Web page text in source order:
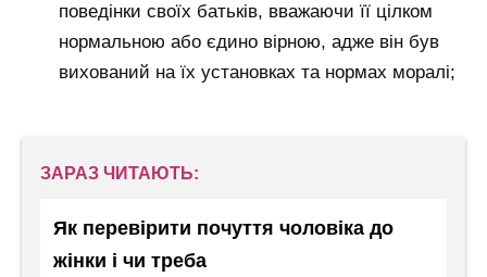
поведінки своїх батьків, вважаючи її цілком
нормальною або єдино вірною, адже він був
вихований на їх установках та нормах моралі;
ЗАРАЗ ЧИТАЮТЬ:
Як перевірити почуття чоловіка до
жінки і чи треба